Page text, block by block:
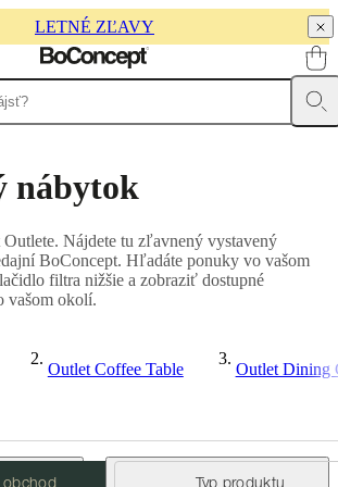
LETNÉ ZĽAVY
Doplnky
nábytok
Nájdete tu zľavnený vystavený
BoConcept. Hľadáte ponuky vo vašom
filtra nižšie a zobraziť dostupné
vašom okolí.
Outlet Coffee Table Outlet Dining
obchod
Typ produktu